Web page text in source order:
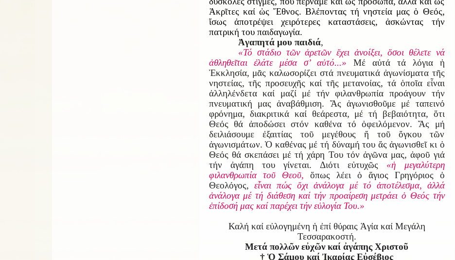
Ἀκρῖτες καί ὡς Ἔθνος. Βλέποντας τή νηστεία μας ὁ Θεός,
ἴσως ἀποτρέψει χειρότερες καταστάσεις, ἀσκώντας τήν
πατρική του παιδαγωγία.
Ἀγαπητά μου παιδιά,
«Τό στάδιο τῶν ἀρετῶν ἔχει ἀνοίξει, ὅσοι θέλετε νά
ἀθληθεῖται ἐλάτε μέσα σ’ αὐτό...» Μέ αὐτά τά λόγια ἡ
Ἐκκλησία, μᾶς καλωσορίζει στά πνευματικά ἀγωνίσματα τῆς
νηστείας, τῆς προσευχῆς καί τῆς μετανοίας, τά ὁποῖα εἶναι
ἀλληλένδετα καί μαζί μέ τήν φιλανθρωπία προάγουν τήν
πνευματική μας ἀναβάθμιση. Ἄς ἀγωνισθοῦμε μέ ταπεινό
φρόνημα, διακριτικά καί θεάρεστα, μέ τή βεβαιότητα, ὅτι
Θεός θά ἀποδώσει στόν καθένα τό ὀφειλόμενον. Ἄς μή
δειλιάσουμε ἐξαιτίας τοῦ μεγέθους ἤ τοῦ ὄγκου τῶν
ἀγωνισμάτων. Ὁ καθένας μέ τή δύναμή του ἄς ἀγωνισθεῖ κι ὁ
Θεός θά σκεπάσει μέ τή χάρη Του τόν ἀγῶνα μας, ἀφοῦ γιά
τήν ἀγάπη του γίνεται. Διότι εὐτυχῶς «ἡ μεγαλύτερη
φιλανθρωπία τοῦ Θεοῦ, ὅπως λέει ὁ ἅγιος Γρηγόριος ὁ
Θεολόγος, εἶναι πώς ὄχι ἀνάλογα μέ τό ἀποτέλεσμα, ἀλλά
ἀνάλογα μέ τή διάθεση καί τήν προαίρεση μετράει ὁ Θεός τήν
ἐπίδοσή μας καί παρέχει τήν εὐλογία Του.»
Καλή καί εὐλογημένη ἡ ἐπί θύραις Ἁγία καί Μεγάλη
Τεσσαρακοστή.
Μετά πολλῶν εὐχῶν καί ἀγάπης Χριστοῦ
† Ὁ Σάμου καί Ἰκαρίας Εὐσέβιος